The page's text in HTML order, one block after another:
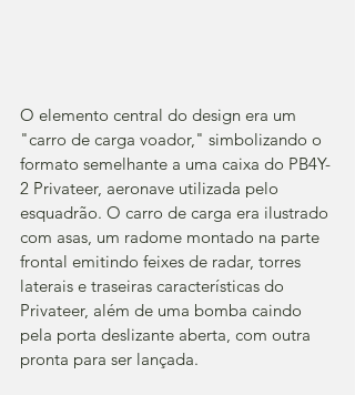
O elemento central do design era um
"carro de carga voador," simbolizando o
formato semelhante a uma caixa do PB4Y-
2 Privateer, aeronave utilizada pelo
esquadrão. O carro de carga era ilustrado
com asas, um radome montado na parte
frontal emitindo feixes de radar, torres
laterais e traseiras características do
Privateer, além de uma bomba caindo
pela porta deslizante aberta, com outra
pronta para ser lançada.